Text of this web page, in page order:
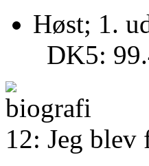
Høst; 1.
DK5:
12: Jeg